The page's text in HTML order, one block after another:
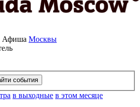
Афиша Москвы
в выходные в этом месяце